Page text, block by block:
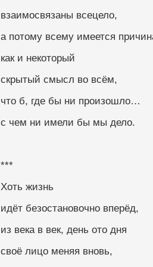
взаимосвязаны всецело,
а потому всему имеется
как и некоторый
скрытый смысл во всём,
что б, где бы ни произошло…
с чем ни имели бы мы дело.
***
Хоть жизнь
идёт безостановочно вперёд,
из века в век, день ото дня
своё лицо меняя вновь,